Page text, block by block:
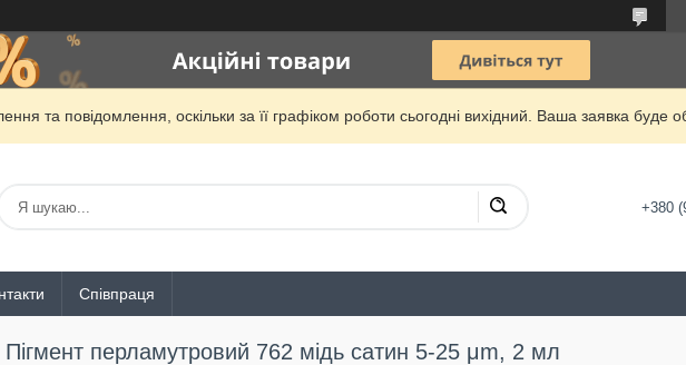
та повідомлення, оскільки за її графіком роботи сьогодні вихідний. Ваша заявка буде
+380
Співпраця
Пігмент перламутровий 762 мідь сатин 5-25 μm, 2 мл